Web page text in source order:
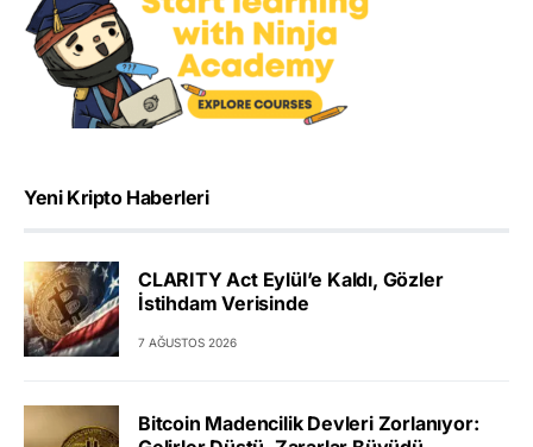
Yeni Kripto Haberleri
CLARITY Act Eylül’e Kaldı, Gözler
İstihdam Verisinde
7 AĞUSTOS 2026
Bitcoin Madencilik Devleri Zorlanıyor: